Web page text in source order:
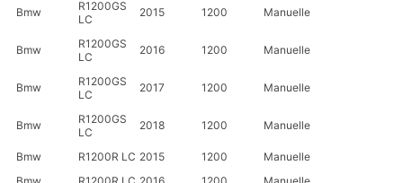
Bmw
R1200GS
LC
2015 1200 Manuelle
Bmw
R1200GS
LC
2016 1200 Manuelle
Bmw
R1200GS
LC
2017 1200 Manuelle
Bmw
R1200GS
LC
2018 1200 Manuelle
Bmw R1200R LC 2015 1200
Manuelle